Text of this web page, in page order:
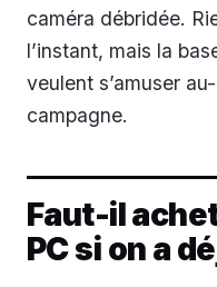
caméra débridée.
l’instant, mais la
veulent s’amuser
campagne.
Faut-il
PC si on a